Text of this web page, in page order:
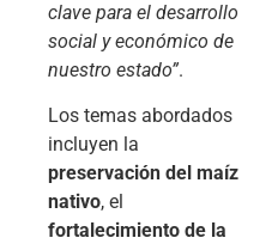
clave para el desarrollo
social y económico de
nuestro estado”.
Los temas abordados
incluyen la
preservación del maíz
nativo, el
fortalecimiento de la